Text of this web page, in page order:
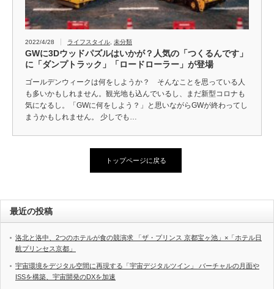
2022/4/28 ライフスタイル 未分類
GWに3Dウッドパズルはいかが？人気の「つくるんです」
に「ダンプトラック」「ロードローラー」が登場
ゴールデンウィークは何をしようか？ そんなことを思っている人
も多いかもしれません。観光地も込んでいるし、まだ新型コロナも
気になるし。「GWに何をしよう？」と思いながらGWが終わってし
まうかもしれません。 少しでも…
トップページに戻る
最近の投稿
洛北と洛中、2つのホテルが食の競演求 「ザ・プリンス 京都宝ヶ池」×「ホテル日
航プリンセス京都」
宇宙環境をデジタル空間に再現する「宇宙デジタルツイン」 バーチャルの月面や
ISSを構築、宇宙開発のDXを加速